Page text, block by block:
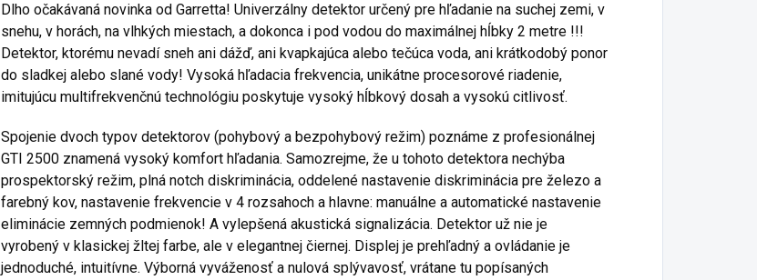
Dlho očakávaná novinka od Garretta! Univerzálny detektor určený pre hľadanie na suchej zemi, v
snehu, v horách, na vlhkých miestach, a dokonca i pod vodou do maximálnej hĺbky 2 metre !!!
Detektor, ktorému nevadí sneh ani dážď, ani kvapkajúca alebo tečúca voda, ani krátkodobý ponor
do sladkej alebo slané vody! Vysoká hľadacia frekvencia, unikátne procesorové riadenie,
imitujúcu multifrekvenčnú technológiu poskytuje vysoký hĺbkový dosah a vysokú citlivosť.
Spojenie dvoch typov detektorov (pohybový a bezpohybový režim) poznáme z profesionálnej
GTI 2500 znamená vysoký komfort hľadania. Samozrejme, že u tohoto detektora nechýba
prospektorský režim, plná notch diskriminácia, oddelené nastavenie diskriminácia pre železo a
farebný kov, nastavenie frekvencie v 4 rozsahoch a hlavne: manuálne a automatické nastavenie
eliminácie zemných podmienok! A vylepšená akustická signalizácia. Detektor už nie je
vyrobený v klasickej žltej farbe, ale v elegantnej čiernej. Displej je prehľadný a ovládanie je
jednoduché, intuitívne. Výborná vyváženosť a nulová splývavosť, vrátane tu popísaných